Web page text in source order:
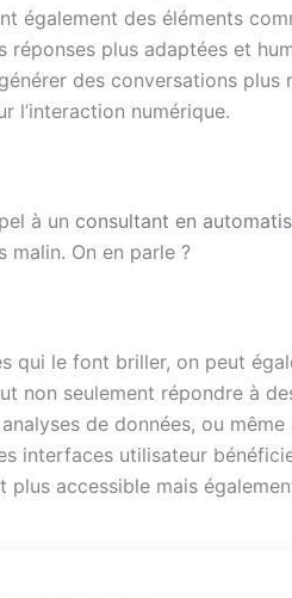
également des éléments
plus adaptées et
des conversations plus
l’interaction numérique.
à un consultant en
malin. On en parle ?
qui le font briller, on peut
non seulement répondre à
de données, ou
interfaces utilisateur
plus accessible mais